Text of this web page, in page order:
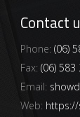
Contact
Phone: (06)
Fax: (06) 583
Email:
Web: